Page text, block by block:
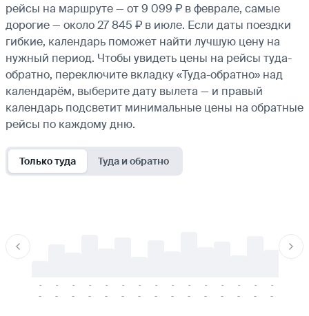
рейсы на маршруте — от 9 099 ₽ в феврале, самые
дорогие — около 27 845 ₽ в июле. Если даты поездки
гибкие, календарь поможет найти лучшую цену на
нужный период. Чтобы увидеть цены на рейсы туда-
обратно, переключите вкладку «Туда-обратно» над
календарём, выберите дату вылета — и правый
календарь подсветит минимальные цены на обратные
рейсы по каждому дню.
Только туда Туда и обратно
-
-
-
-
-
-
-
-
-
-
-
-
-
-
-
-
-
-
-
-
-
-
-
-
-
-
-
-
-
-